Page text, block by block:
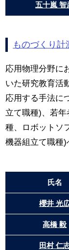
五十嵐 智
ものづくり計
応用物理分野に
いた研究教育活
応用する手法に
立て職種)、若
種、ロボットソ
機器組立て職種)
氏名
櫻井 光
高橋 毅
田村 仁